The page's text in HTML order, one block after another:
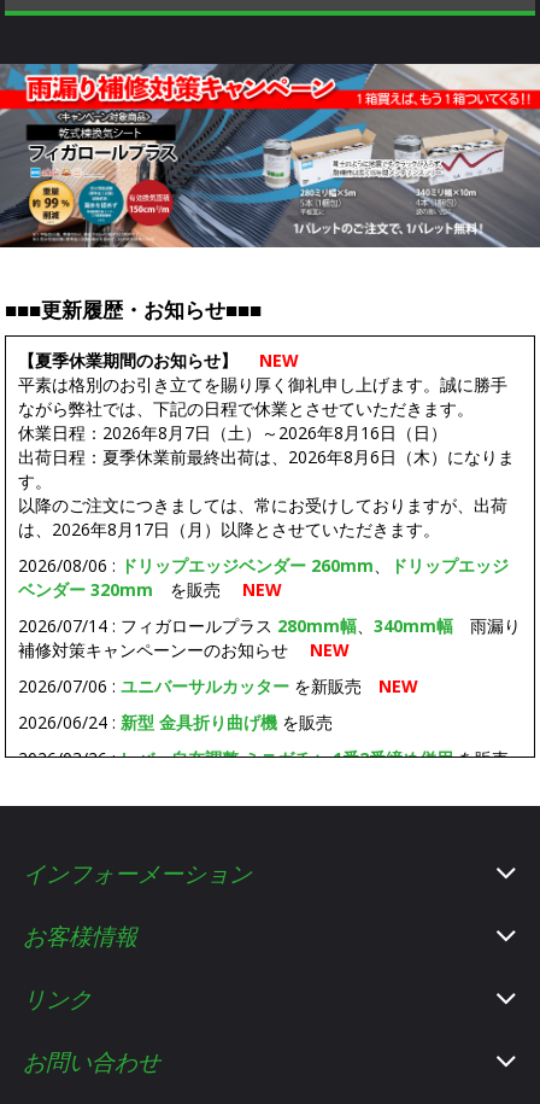
■■■更新履歴・お知らせ■■■
【夏季休業期間のお知らせ】
NEW
平素は格別のお引き立てを賜り厚く御礼申し上げます。誠に勝手
ながら弊社では、下記の日程で休業とさせていただきます。
休業日程：2026年8月7日（土）～2026年8月16日（日）
出荷日程：夏季休業前最終出荷は、2026年8月6日（木）になりま
す。
以降のご注文につきましては、常にお受けしておりますが、出荷
は、2026年8月17日（月）以降とさせていただきます。
2026/08/06 : ドリップエッジベンダー 260mm、
ドリップエッジ
ベンダー 320mm を販売
NEW
2026/07/14 : フィガロールプラス 280mm幅、340mm幅 雨漏り
補修対策キャンペーンーのお知らせ
NEW
2026/07/06 :ユニバーサルカッター を新販売 NEW
2026/06/24 :新型 金具折り曲げ機 を販売
2026/03/26 :レバー自在調整 ミニガチャ 1番2番締め併用を販売
2025/09/25 :
2way平金槌を販売
2025/08/07 : 粘着層付改質アスファルトルーフィング
ビオフェル
トを大幅値下げしました。
せていただきます。
た。詳しくはこちら
インフォーメーション
お客様情報
リンク
お問い合わせ